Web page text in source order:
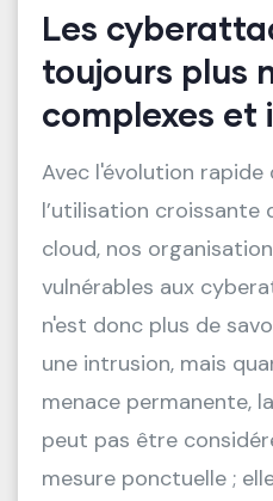
Les
toujours plus
complexes et
Avec l'évolution
l’utilisation croissante
cloud, nos
vulnérables aux
n'est donc plus de
une intrusion, mais
menace permanente,
peut pas être
mesure ponctuelle ;